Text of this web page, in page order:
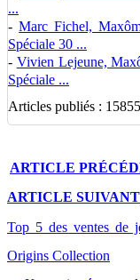
...
-Marc Fichel,
Spéciale 30 ...
- Vivien Lejeune,
Spéciale ...
Articles publiés : 15855
ARTICLE
ARTICLE SUIVANT
Top 5 des ventes de
Origins Collection